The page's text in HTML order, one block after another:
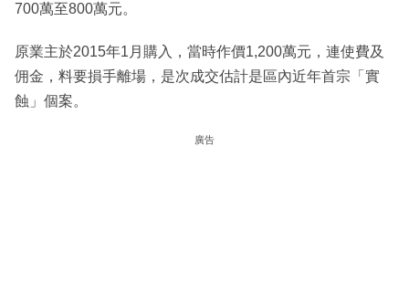
700萬至800萬元。
原業主於2015年1月購入，當時作價1,200萬元，連使費及
佣金，料要損手離場，是次成交估計是區內近年首宗「實
蝕」個案。
廣告